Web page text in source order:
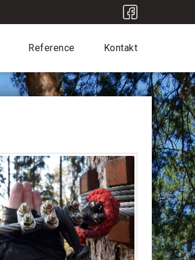
Reference Kontakt